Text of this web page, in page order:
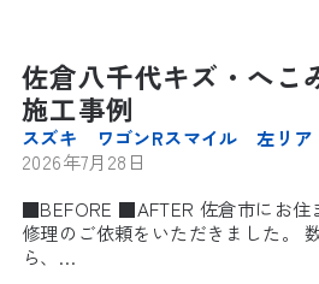
佐倉八千代キズ・へこ
施工事例
スズキ ワゴンRスマイル 左リ
2026年7月28日
■BEFORE ■AFTER 佐倉市にお住
修理のご依頼をいただきました。
ら、…